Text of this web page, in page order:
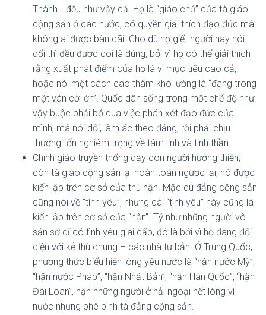
Thành… đều như vậy cả. Họ là “giáo chủ” của tà giáo
cộng sản ở các nước, có quyền giải thích đạo đức mà
không ai được bàn cãi. Cho dù họ giết người hay nói
dối thì đều được coi là đúng, bởi vì họ có thể giải thích
rằng xuất phát điểm của họ là vì mục tiêu cao cả,
hoặc nói một cách cao thâm khó lường là “đang trong
một ván cờ lớn”. Quốc dân sống trong một chế độ như
vậy buộc phải bỏ qua việc phán xét đạo đức của
mình, mà nói dối, làm ác theo đảng, rồi phải chịu
thương tổn nghiêm trọng về tâm linh và tinh thần.
Chính giáo truyền thống dạy con người hướng thiện;
còn tà giáo cộng sản lại hoàn toàn ngược lại, nó được
kiến lập trên cơ sở của thù hận. Mặc dù đảng cộng sản
cũng nói về “tình yêu”, nhưng cái “tình yêu” này cũng là
kiến lập trên cơ sở của “hận”. Tỷ như những người vô
sản sở dĩ có tình yêu giai cấp, đó là bởi vì họ đang đối
diện với kẻ thù chung – các nhà tư bản. Ở Trung Quốc,
phương thức biểu hiện lòng yêu nước là “hận nước Mỹ”,
“hận nước Pháp”, “hận Nhật Bản”, “hận Hàn Quốc”, “hận
Đài Loan”, hận những người ở hải ngoại hết lòng vì
nước nhưng phê bình tà đảng cộng sản.